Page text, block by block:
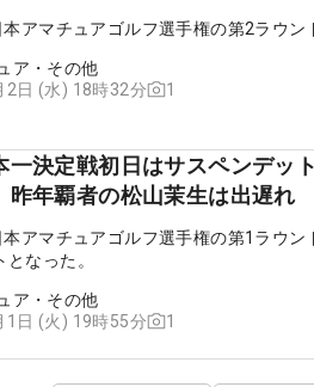
アマチュアゴルフ選手権の第2ラウン
ア・その他
2日 (水) 18時32分
1
一決定戦初日はサスペンデ
年覇者の松山茉生は出遅れ
アマチュアゴルフ選手権の第1ラウン
なった。
ア・その他
1日 (火) 19時55分
1